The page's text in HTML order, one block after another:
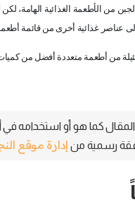
من الأطعمة الغذائية الهامة،
عناصر غذائية أخرى من قائمة
من أطعمة متعددة أفضل من
كما هو أو استخدامه في
رسمية من إدارة موقع